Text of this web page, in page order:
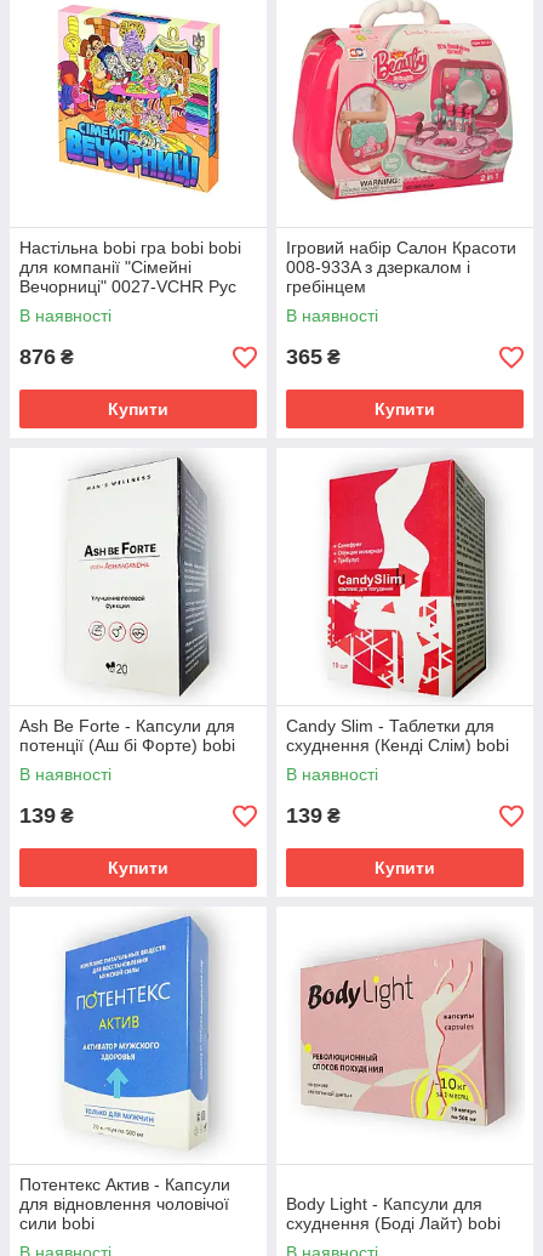
Настільна bobi гра bobi bobi
для компанії "Сімейні
Вечорниці" 0027-VCHR Рус
В наявності
876 ₴
Купити
Ігровий набір Салон Красоти
008-933A з дзеркалом і
гребінцем
В наявності
365 ₴
Купити
Ash Be Forte - Капсули для
потенції (Аш бі Форте) bobi
В наявності
139 ₴
Купити
Сandy Slim - Таблетки для
схуднення (Кенді Слім) bobi
В наявності
139 ₴
Купити
Потентекс Актив - Капсули
для відновлення чоловічої
сили bobi
Body Light - Капсули для
схуднення (Боді Лайт) bobi